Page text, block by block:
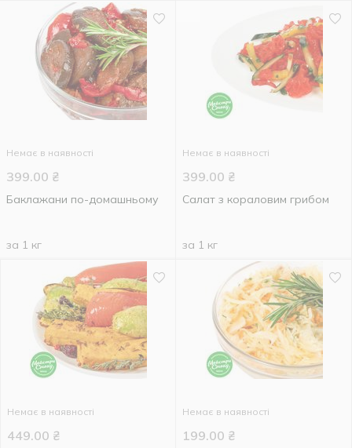
Немає в наявності
399.00 ₴
Баклажани по-домашньому
за 1 кг
Немає в наявності
399.00 ₴
Салат з кораловим грибом
за 1 кг
Немає в наявності
449.00 ₴
Немає в наявності
199.00 ₴